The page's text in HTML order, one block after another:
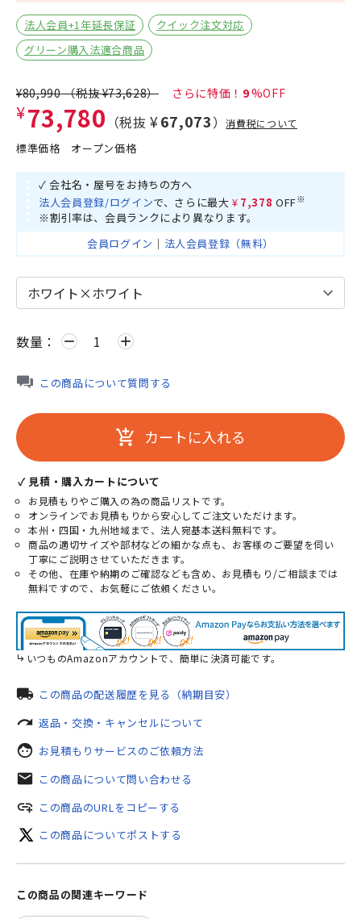
法人会員+1年延長保証
クイック注文対応
グリーン購入法適合商品
¥80,990（税抜¥73,628） 9
¥73,780 （税抜 ¥67,073）消費税について
標準価格 オープン価格
✓ 会社名・屋号をお持ちの方へ
法人会員登録/ログインで、さらに最大 ¥7,378 OFF※
※割引率は、会員ランクにより異なります。
会員ログイン ｜ 法人会員登録（無料）
数量： remove add
この商品について質問する
add_shopping_cart カートに入れる
✓ 見積・購入カートについて
お見積もりやご購入の為の商品リストです。
オンラインでお見積もりから安心してご注文いただけます。
本州・四国・九州地域まで、法人宛基本送料無料です。
商品の適切サイズや部材などの細かな点も、お客様のご要望を伺い
丁寧にご説明させていただきます。
その他、在庫や納期のご確認なども含め、お見積もり/ご相談までは
無料ですので、お気軽にご依頼ください。
いつものAmazonアカウントで、簡単に決済可能です。
local_shipping この商品の配送履歴を見る（納期目安）
redo 返品・交換・キャンセルについて
face お見積もりサービスのご依頼方法
mail この商品について問い合わせる
add_link この商品のURLをコピーする
この商品についてポストする
この商品の関連キーワード